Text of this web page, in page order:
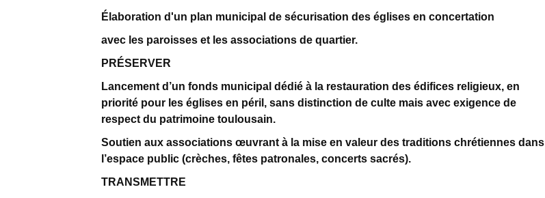
Élaboration d'un plan municipal de sécurisation des églises en concertation
avec les paroisses et les associations de quartier.
PRÉSERVER
Lancement d’un fonds municipal dédié à la restauration des édifices religieux, en
priorité pour les églises en péril, sans distinction de culte mais avec exigence de
respect du patrimoine toulousain.
Soutien aux associations œuvrant à la mise en valeur des traditions chrétiennes dans
l’espace public (crèches, fêtes patronales, concerts sacrés).
TRANSMETTRE